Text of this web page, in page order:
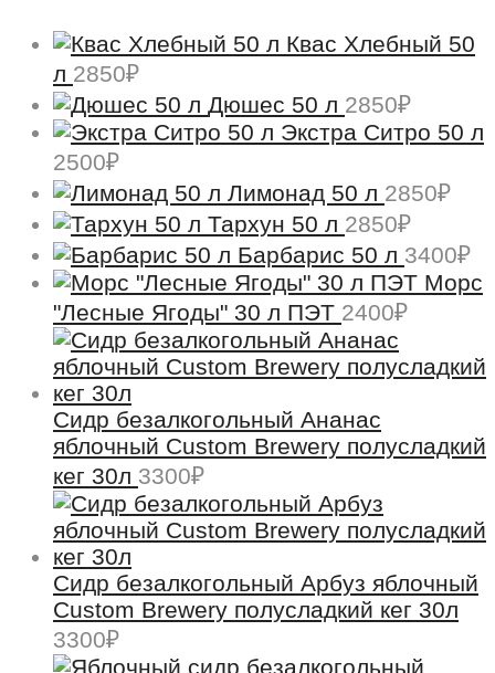
Квас Хлебный 50
л 2850₽
Дюшес 50 л 2850₽
Экстра Ситро 50 л
2500₽
Лимонад 50 л 2850₽
Тархун 50 л 2850₽
Барбарис 50 л 3400₽
Морс
"Лесные Ягоды" 30 л ПЭТ 2400₽
Сидр безалкогольный Ананас
яблочный Custom Brewery полусладкий
кег 30л 3300₽
Сидр безалкогольный Арбуз яблочный
Custom Brewery полусладкий кег 30л
3300₽